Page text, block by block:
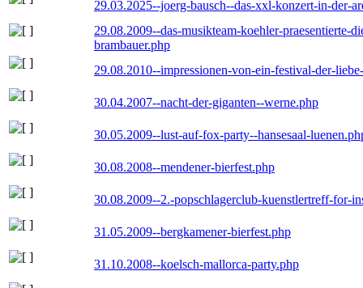
29.03.2025--joerg-bausch--das-xxl-konzert-in-der-
29.08.2009--das-musikteam-koehler-praesentierte-
brambauer.php
29.08.2010--impressionen-von-ein-festival-der-
30.04.2007--nacht-der-giganten--werne.php
30.05.2009--lust-auf-fox-party--hansesaal-
30.08.2008--mendener-bierfest.php
30.08.2009--2.-popschlagerclub-kuenstlertreff-for-
31.05.2009--bergkamener-bierfest.php
31.10.2008--koelsch-mallorca-party.php